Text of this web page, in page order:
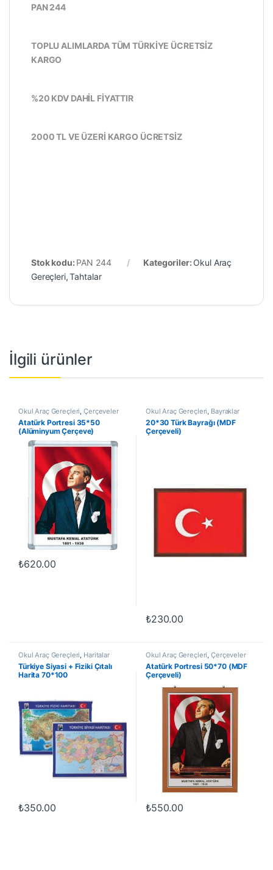
PAN 244
TOPLU ALIMLARDA TÜM TÜRKİYE ÜCRETSİZ
KARGO
%20 KDV DAHİL FİYATTIR
2000 TL VE ÜZERİ KARGO ÜCRETSİZ
Stok kodu: PAN 244 Kategoriler: Okul Araç
Gereçleri,Tahtalar
İlgili ürünler
Okul Araç Gereçleri,Çerçeveler
Atatürk Portresi 35*50
(Alüminyum Çerçeve)
₺620.00
Okul Araç Gereçleri, Bayraklar
20*30 Türk Bayrağı (MDF
Çerçeveli)
₺230.00
Okul Araç Gereçleri Haritalar
Türkiye Siyasi + Fiziki Çıtalı
Harita 70*100
₺350.00
Okul Araç Gereçleri ,Çerçeveler
Atatürk Portresi 50*70 (MDF
Çerçeveli)
₺550.00